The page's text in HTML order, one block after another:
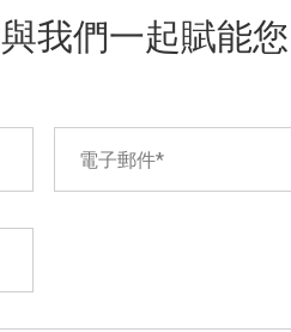
與我們一起賦能